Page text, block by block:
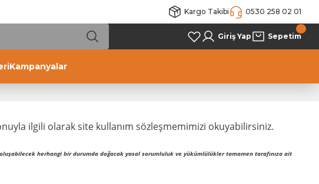
Kargo Takibi 0530 258 02 01
Giriş Yap Sepetim
Kampanyalar
ilgili olarak site kullanım sözleşmemimizi okuyabilirsiniz.
herhangi bir durumda doğacak yasal sorumluluk ve yükümlülükler tamamen tarafınıza ait